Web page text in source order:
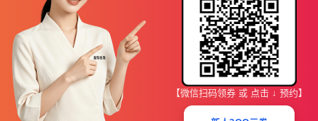
【微信扫码领券 或 点击 ↓ 预约】